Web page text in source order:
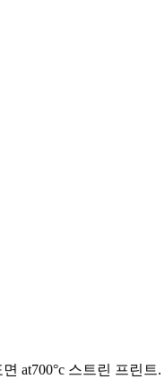
at700°c 스트린 프린트.